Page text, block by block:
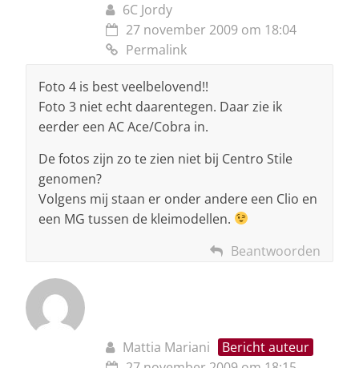
6C Jordy
27 november 2009 om 18:04
Permalink
Foto 4 is best veelbelovend!!
Foto 3 niet echt daarentegen. Daar zie ik
eerder een AC Ace/Cobra in.
De fotos zijn zo te zien niet bij Centro Stile
genomen?
Volgens mij staan er onder andere een Clio en
een MG tussen de kleimodellen.
Beantwoorden
Mattia Mariani
Bericht auteur